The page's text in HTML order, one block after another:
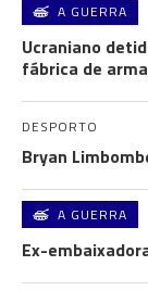
A GUERRA
Ucraniano
fábrica de
DESPORTO
Bryan
A GUERRA
Ex-